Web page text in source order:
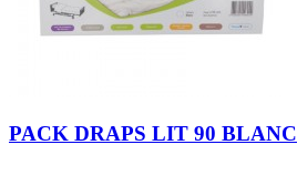
PACK DRAPS LIT 90 BLANC